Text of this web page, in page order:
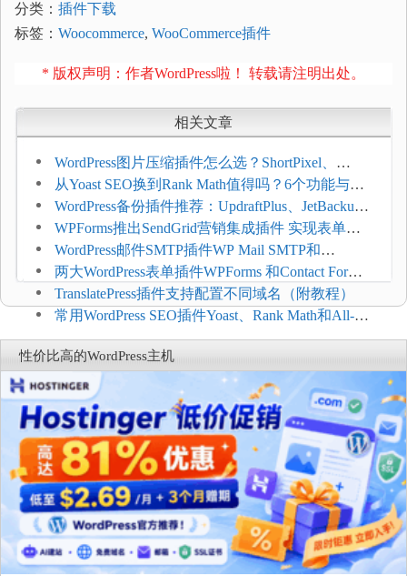
分类： 插件下载
标签： Woocommerce, WooCommerce插件
* 版权声明：作者WordPress啦！ 转载请注明出处。
相关文章
WordPress图片压缩插件怎么选？ShortPixel、
Imagify、Smush和EWWW全面对比
从Yoast SEO换到Rank Math值得吗？6个功能与切
换前检查清单
WordPress备份插件推荐：UpdraftPlus、JetBackup
和主机自动备份等方案
WPForms推出SendGrid营销集成插件 实现表单联
系人自动同步
WordPress邮件SMTP插件WP Mail SMTP和
FluentSMT对比评测
两大WordPress表单插件WPForms 和Contact Form 7
哪个好
TranslatePress插件支持配置不同域名（附教程）
常用WordPress SEO插件Yoast、Rank Math和All-in-
One SEO对比分析
性价比高的WordPress主机